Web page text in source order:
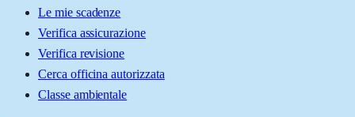
Le mie scadenze
Verifica assicurazione
Verifica revisione
Cerca officina autorizzata
Classe ambientale